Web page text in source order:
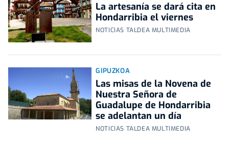
La artesanía se dará cita en
Hondarribia el viernes
NOTICIAS TALDEA MULTIMEDIA
GIPUZKOA
Las misas de la Novena de
Nuestra Señora de
Guadalupe de Hondarribia
se adelantan un día
NOTICIAS TALDEA MULTIMEDIA